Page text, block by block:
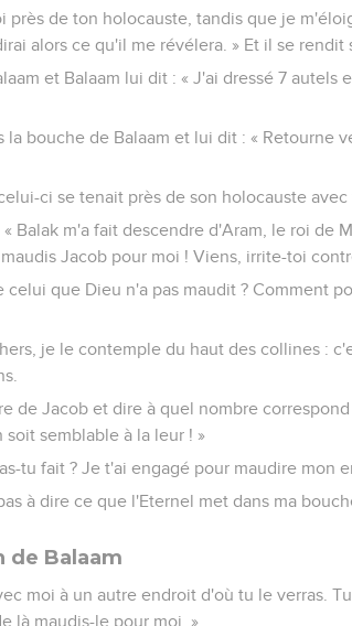
près de ton holocauste, tandis que je
alors ce qu'il me révélera. » Et il se rendit
et Balaam lui dit : « J'ai dressé 7
la bouche de Balaam et lui dit : « Retourne
ci se tenait près de son holocauste avec
Balak m'a fait descendre d'Aram, le roi de
Jacob pour moi ! Viens, irrite-toi
celui que Dieu n'a pas maudit ? Comment
je le contemple du haut des collines :
de Jacob et dire à quel nombre
semblable à la leur ! »
tu fait ? Je t'ai engagé pour maudire mon
à dire ce que l'Eternel met dans ma
de Balaam
moi à un autre endroit d'où tu le verras.
là maudis-le pour moi. »